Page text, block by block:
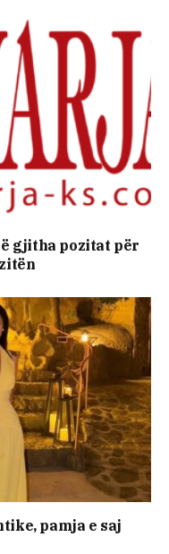
gjitha pozitat për
pamja e saj